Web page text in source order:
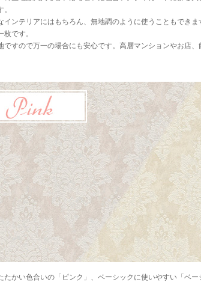
インテリアにはもちろん、無地調のように使うこともでき
です。
ですので万一の場合にも安心です。高層マンションやお店、
たかい色合いの「ピンク」、ベーシックに使いやすい「ベー